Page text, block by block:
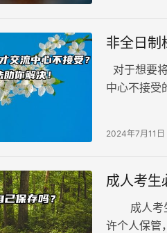
非全日制
对于想要
中心不接受
2024年7月11日
成人考生
成人考生
许个人保管